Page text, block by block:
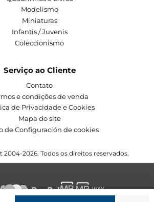
Modelismo
Miniaturas
Infantis / Juvenis
Coleccionismo
Serviço ao Cliente
Contato
e condições de venda
de Privacidade e Cookies
Mapa do site
de Configuración de cookies
2004-2026. Todos os direitos reservados.